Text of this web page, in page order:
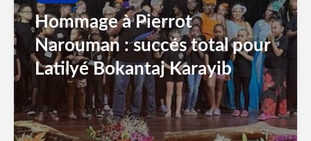
Hommage à Pierrot
Narouman : succés total pour
Latilyé Bokantaj Karayib